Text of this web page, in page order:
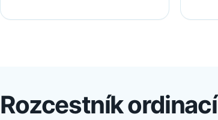
Rozcestník ordinací